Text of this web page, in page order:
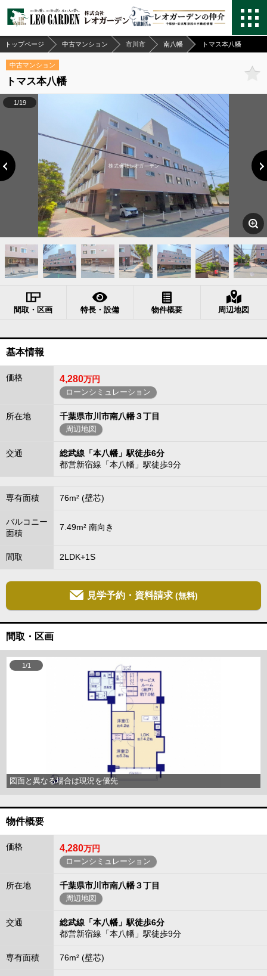
トップページ 中古マンション 市川市 南八幡 トマス本八幡
中古マンション
トマス本八幡
1/19
間取・区画 特長・設備 物件概要 周辺地図
基本情報
価格 4,280万円
ローンシミュレーション
所在地 千葉県市川市南八幡３丁目
周辺地図
交通
総武線「本八幡」駅徒歩6分
都営新宿線「本八幡」駅徒歩9分
専有面積 76m² (壁芯)
バルコニー
面積
7.49m² 南向き
間取 2LDK+1S
見学予約・資料請求 (無料)
間取・区画
図面と異なる場合は現況を優先
1/1
物件概要
価格 4,280万円
ローンシミュレーション
所在地 千葉県市川市南八幡３丁目
周辺地図
交通
総武線「本八幡」駅徒歩6分
都営新宿線「本八幡」駅徒歩9分
専有面積 76m² (壁芯)